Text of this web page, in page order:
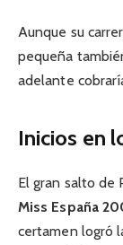
Aunque su
pequeña
adelante
Inicios en
El gran salto de
Miss España
certamen logró